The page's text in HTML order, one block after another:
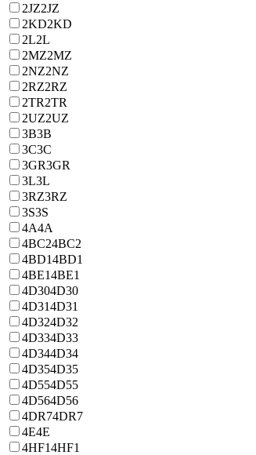
2JZ2JZ
2KD2KD
2L2L
2MZ2MZ
2NZ2NZ
2RZ2RZ
2TR2TR
2UZ2UZ
3B3B
3C3C
3GR3GR
3L3L
3RZ3RZ
3S3S
4A4A
4BC24BC2
4BD14BD1
4BE14BE1
4D304D30
4D314D31
4D324D32
4D334D33
4D344D34
4D354D35
4D554D55
4D564D56
4DR74DR7
4E4E
4HF14HF1